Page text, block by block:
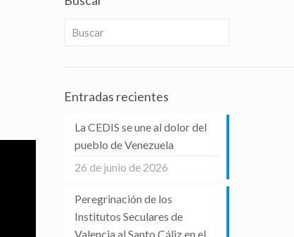
Entradas recientes
La CEDIS se une al dolor del
pueblo de Venezuela
26 de junio de 2026
Peregrinación de los
Institutos Seculares de
Valencia al Santo Cáliz en el